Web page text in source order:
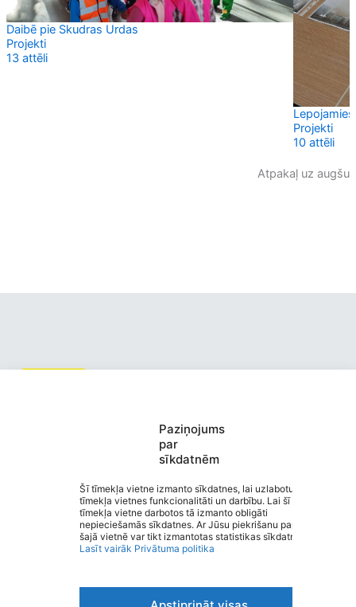
Paziņojums
par
sīkdatnēm
Šī tīmekļa vietne izmanto sīkdatnes, lai uzlabotu
tīmekļa vietnes funkcionalitāti un darbību. Lai šī
tīmekļa vietne darbotos tā izmanto obligāti
nepieciešamās sīkdatnes. Ar Jūsu piekrišanu papildus
šajā vietnē var tikt izmantotas statistikas sīkdatnes.
Lasīt vairāk Privātuma politika
Daibē pie Skudras Urdas
Projekti
13 attēli
Projekti
10 attēli
Atpakaļ uz augšu
Valmiermuižas pirmsskolas
izglītības iestāde “Burtiņš”